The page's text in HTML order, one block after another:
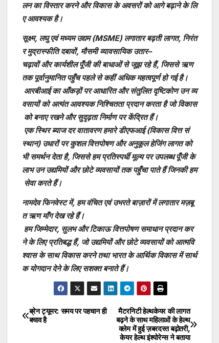
लन का विस्तार करने और विकास के अवसरों को आगे बढ़ाने के लि
ए आवश्यक है।
सूक्ष्म, लघु एवं मध्यम उद्यम(MSME) लगातार बढ़ती लागत, निरंत
र मुद्रास्फीति दबावों, मौसमी व्यावसायिक उतार–
चढ़ावों और कार्यशील पूँजी की बाधाओं से जूझ रहे हैं, जिससे ऋण
तक पूर्वानुमानित पहुँच पहले से कहीं अधिक महत्वपूर्ण हो गई है।
आरबीआई का आँकड़ों पर आधारित और संतुलित दृष्टिकोण उन व्य
वसायों को अत्यंत आवश्यक निश्चितता प्रदान करता है जो विकास
को बनाए रखने और सुदृढ़ता निर्माण पर केंद्रित हैं।
एक स्थिर ब्याज दर वातावरण हमारे डीएफआई(विकास वित्त सं
स्थान) उधारों पर कुशल वित्तपोषण और अनुकूल हेजिंग लागत को
भी समर्थन देता है, जिससे हम प्रतिस्पर्धी मूल्य पर उपलब्ध पूँजी के
लाभ उन उद्यमियों और छोटे व्यवसायों तक पहुँचा पाते हैं जिनकी हम
सेवा करते हैं।
नामदेव फिनवेस्ट में, हम वंचित एवं उभरते बाज़ारों में लगातार मज़बू
त ऋण माँग देख रहे हैं।
हम जिम्मेदार, सुलभ और टिकाऊ वित्तपोषण समाधान प्रदान कर
ने के लिए प्रतिबद्ध हैं, जो उद्यमियों और छोटे व्यवसायों को आत्मवि
श्वास के साथ विकास करने तथा भारत के आर्थिक विकास में सार्थ
क योगदान देने के लिए सशक्त बनाते हैं।
Post
मैटरनिटी हेल्थकेयर की लागत
बढ़ने के साथ महिलाओं के हेल्थ
क्लेम में हुई ज़बरदस्त बढ़ोतरी,
केयर हेल्थ इंश्योरेन्स ने बताया
ब्रेन ट्यूमर: समय पर पहचान ही
बचाव है